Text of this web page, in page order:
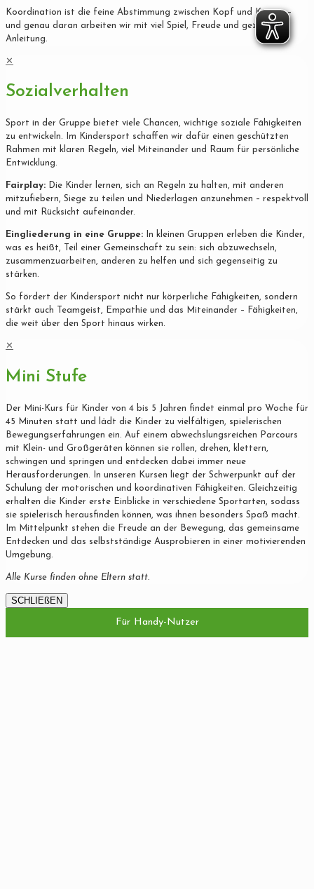
Koordination ist die feine Abstimmung zwischen Kopf und Körper –
und genau daran arbeiten wir mit viel Spiel, Freude und gezielter
Anleitung.
✕
Sozialverhalten
Sport in der Gruppe bietet viele Chancen, wichtige soziale Fähigkeiten
zu entwickeln. Im Kindersport schaffen wir dafür einen geschützten
Rahmen mit klaren Regeln, viel Miteinander und Raum für persönliche
Entwicklung.
Fairplay: Die Kinder lernen, sich an Regeln zu halten, mit anderen
mitzufiebern, Siege zu teilen und Niederlagen anzunehmen – respektvoll
und mit Rücksicht aufeinander.
Eingliederung in eine Gruppe: In kleinen Gruppen erleben die Kinder,
was es heißt, Teil einer Gemeinschaft zu sein: sich abzuwechseln,
zusammenzuarbeiten, anderen zu helfen und sich gegenseitig zu
stärken.
So fördert der Kindersport nicht nur körperliche Fähigkeiten, sondern
stärkt auch Teamgeist, Empathie und das Miteinander – Fähigkeiten,
die weit über den Sport hinaus wirken.
✕
Mini Stufe
Der Mini-Kurs für Kinder von 4 bis 5 Jahren findet einmal pro Woche für
45 Minuten statt und lädt die Kinder zu vielfältigen, spielerischen
Bewegungserfahrungen ein. Auf einem abwechslungsreichen Parcours
mit Klein- und Großgeräten können sie rollen, drehen, klettern,
schwingen und springen und entdecken dabei immer neue
Herausforderungen. In unseren Kursen liegt der Schwerpunkt auf der
Schulung der motorischen und koordinativen Fähigkeiten. Gleichzeitig
erhalten die Kinder erste Einblicke in verschiedene Sportarten, sodass
sie spielerisch herausfinden können, was ihnen besonders Spaß macht.
Im Mittelpunkt stehen die Freude an der Bewegung, das gemeinsame
Entdecken und das selbstständige Ausprobieren in einer motivierenden
Umgebung.
Alle Kurse finden ohne Eltern statt.
SCHLIEßEN
Für Handy-Nutzer